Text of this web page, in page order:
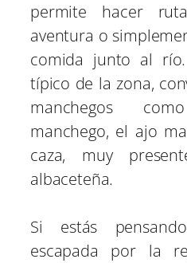
permite hacer
aventura o
comida junto al
típico de la zona,
manchegos
manchego, el ajo
caza, muy
albaceteña.
Si estás
escapada por la